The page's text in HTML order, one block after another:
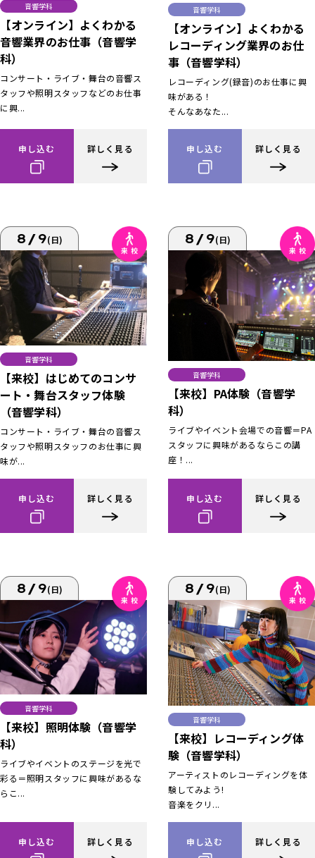
音響学科
【オンライン】よくわかる
音響業界のお仕事（音響学
科）
コンサート・ライブ・舞台の音響ス
タッフや照明スタッフなどのお仕事
に興...
申し込む 詳しく見る
音響学科
【オンライン】よくわかる
レコーディング業界のお仕
事（音響学科）
レコーディング(録音)のお仕事に興
味がある！
そんなあなた...
申し込む 詳しく見る
8/9(日)
音響学科
【来校】はじめてのコンサ
ート・舞台スタッフ体験
（音響学科）
コンサート・ライブ・舞台の音響ス
タッフや照明スタッフのお仕事に興
味が...
申し込む 詳しく見る
8/9(日)
音響学科
【来校】PA体験（音響学
科）
ライブやイベント会場での音響＝PA
スタッフに興味があるならこの講
座！...
申し込む 詳しく見る
8/9(日)
音響学科
【来校】照明体験（音響学
科）
ライブやイベントのステージを光で
彩る＝照明スタッフに興味があるな
らこ...
申し込む 詳しく見る
8/9(日)
音響学科
【来校】レコーディング体
験（音響学科）
アーティストのレコーディングを体
験してみよう!
音楽をクリ...
申し込む 詳しく見る